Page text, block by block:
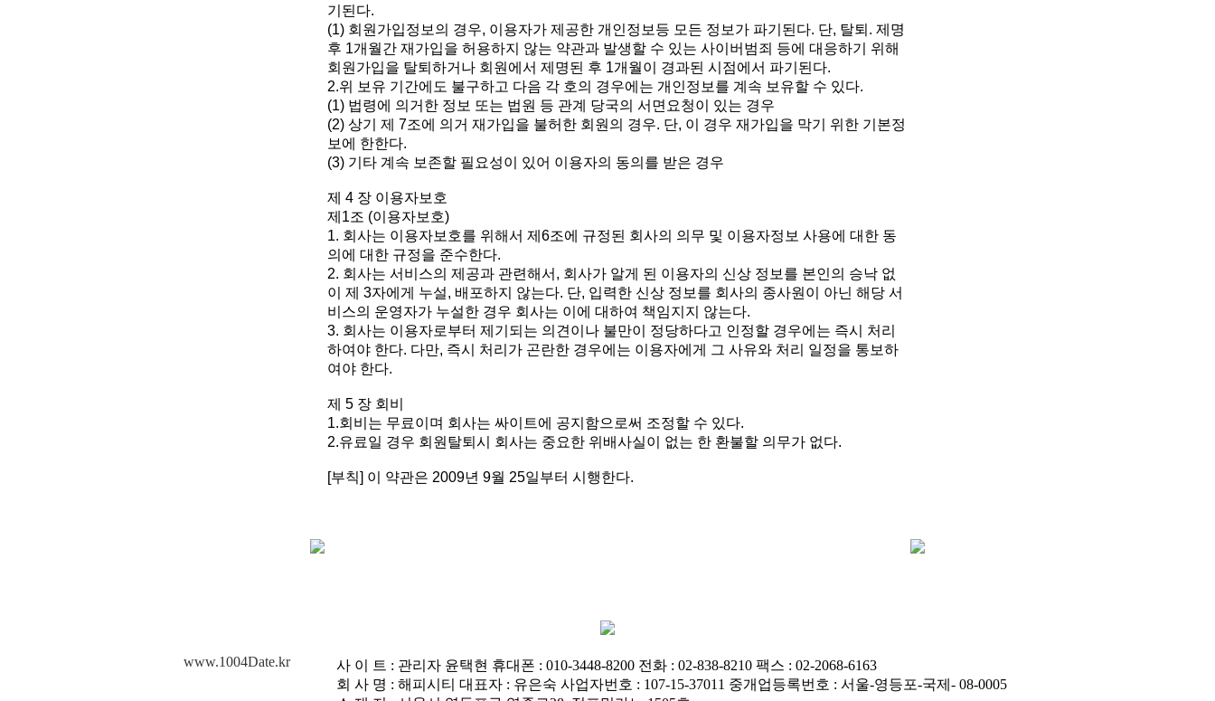
기된다.
(1) 회원가입정보의 경우, 이용자가 제공한 개인정보등 모든 정보가 파기된다. 단, 탈퇴. 제명
후 1개월간 재가입을 허용하지 않는 약관과 발생할 수 있는 사이버범죄 등에 대응하기 위해
회원가입을 탈퇴하거나 회원에서 제명된 후 1개월이 경과된 시점에서 파기된다.
2.위 보유 기간에도 불구하고 다음 각 호의 경우에는 개인정보를 계속 보유할 수 있다.
(1) 법령에 의거한 정보 또는 법원 등 관계 당국의 서면요청이 있는 경우
(2) 상기 제 7조에 의거 재가입을 불허한 회원의 경우. 단, 이 경우 재가입을 막기 위한 기본정
보에 한한다.
(3) 기타 계속 보존할 필요성이 있어 이용자의 동의를 받은 경우
제 4 장 이용자보호
제1조 (이용자보호)
1. 회사는 이용자보호를 위해서 제6조에 규정된 회사의 의무 및 이용자정보 사용에 대한 동
의에 대한 규정을 준수한다.
2. 회사는 서비스의 제공과 관련해서, 회사가 알게 된 이용자의 신상 정보를 본인의 승낙 없
이 제 3자에게 누설, 배포하지 않는다. 단, 입력한 신상 정보를 회사의 종사원이 아닌 해당 서
비스의 운영자가 누설한 경우 회사는 이에 대하여 책임지지 않는다.
3. 회사는 이용자로부터 제기되는 의견이나 불만이 정당하다고 인정할 경우에는 즉시 처리
하여야 한다. 다만, 즉시 처리가 곤란한 경우에는 이용자에게 그 사유와 처리 일정을 통보하
여야 한다.
제 5 장 회비
1.회비는 무료이며 회사는 싸이트에 공지함으로써 조정할 수 있다.
2.유료일 경우 회원탈퇴시 회사는 중요한 위배사실이 없는 한 환불할 의무가 없다.
[부칙] 이 약관은 2009년 9월 25일부터 시행한다.
사 이 트 : 관리자 윤택현 휴대폰 : 010-3448-8200 전화 : 02-838-8210 팩스 : 02-2068-6163
회 사 명 : 해피시티 대표자 : 유은숙 사업자번호 : 107-15-37011 중개업등록번호 : 서울-영등포-국제- 08-0005
www.1004Date.kr